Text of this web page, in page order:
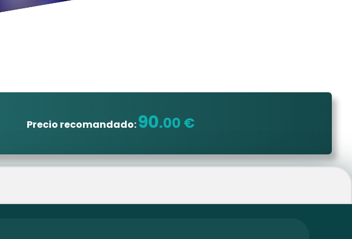
Precio recomandado:90.00 €